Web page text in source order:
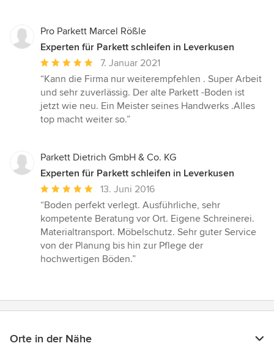
Pro Parkett Marcel Rößle
Experten für Parkett schleifen in Leverkusen
Durchschnittliche
Bewertung:
5
von
5
7. Januar 2021
“Kann die Firma nur weiterempfehlen . Super Arbeit
und sehr zuverlässig. Der alte Parkett -Boden ist
jetzt wie neu. Ein Meister seines Handwerks .Alles
top macht weiter so.”
Parkett Dietrich GmbH & Co. KG
Experten für Parkett schleifen in Leverkusen
Durchschnittliche
Bewertung:
5
von
5
Sternen
13. Juni 2016
“Boden perfekt verlegt. Ausführliche, sehr
kompetente Beratung vor Ort. Eigene Schreinerei.
Materialtransport. Möbelschutz. Sehr guter Service
von der Planung bis hin zur Pflege der
hochwertigen Böden.”
Orte in der Nähe